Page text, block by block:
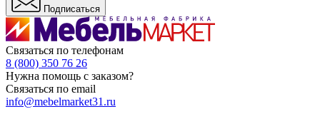
Подписаться
Связаться по телефонам
8 (800) 350 76 26
Нужна помощь с заказом?
Связаться по email
info@mebelmarket31.ru